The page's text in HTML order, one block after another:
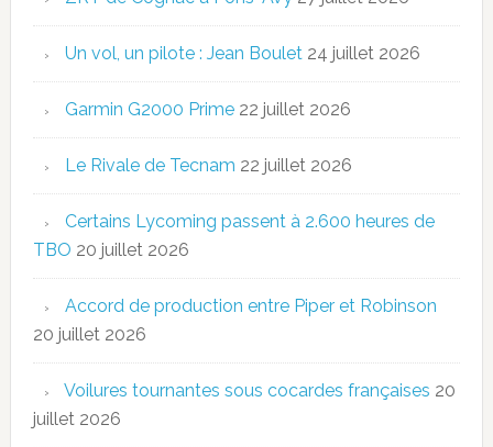
Un vol, un pilote : Jean Boulet 24 juillet 2026
Garmin G2000 Prime 22 juillet 2026
Le Rivale de Tecnam 22 juillet 2026
Certains Lycoming passent à 2.600 heures de
TBO 20 juillet 2026
Accord de production entre Piper et Robinson
20 juillet 2026
Voilures tournantes sous cocardes françaises 20
juillet 2026